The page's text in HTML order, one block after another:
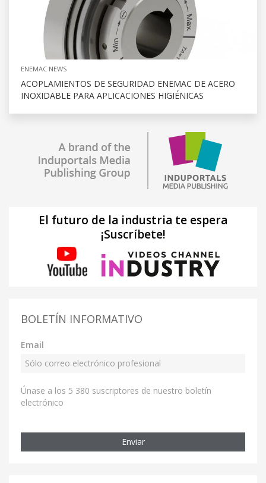
ENEMAC NEWS
ACOPLAMIENTOS DE SEGURIDAD ENEMAC DE ACERO
INOXIDABLE PARA APLICACIONES HIGIÉNICAS
El futuro de la industria te espera
¡Suscríbete!
BOLETÍN INFORMATIVO
Email
Únase a los 5 380 suscriptores de nuestro boletín
electrónico
Enviar